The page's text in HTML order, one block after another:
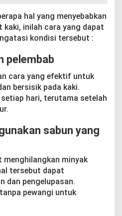
hal yang menyebabkan
kaki, inilah cara yang dapat
kondisi tersebut :
pelembab
cara yang efektif untuk
bersisik pada kaki.
setiap hari, terutama setelah
sabun yang
menghilangkan minyak
tersebut dapat
dan pengelupasan.
pewangi untuk